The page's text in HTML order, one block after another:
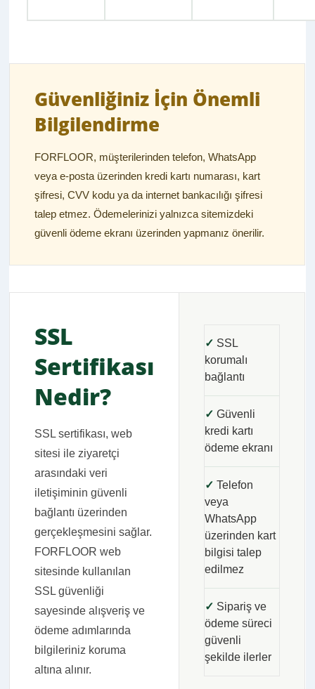
Güvenliğiniz İçin Önemli
Bilgilendirme
FORFLOOR, müşterilerinden telefon, WhatsApp
veya e-posta üzerinden kredi kartı numarası, kart
şifresi, CVV kodu ya da internet bankacılığı şifresi
talep etmez. Ödemelerinizi yalnızca sitemizdeki
güvenli ödeme ekranı üzerinden yapmanız önerilir.
SSL
Sertifikası
Nedir?
SSL sertifikası, web
sitesi ile ziyaretçi
arasındaki veri
iletişiminin güvenli
bağlantı üzerinden
gerçekleşmesini sağlar.
FORFLOOR web
sitesinde kullanılan
SSL güvenliği
sayesinde alışveriş ve
ödeme adımlarında
bilgileriniz koruma
altına alınır.
✓ SSL
korumalı
bağlantı
✓ Güvenli
kredi kartı
ödeme ekranı
✓ Telefon
veya
WhatsApp
üzerinden kart
bilgisi talep
edilmez
✓ Sipariş ve
ödeme süreci
güvenli
şekilde ilerler